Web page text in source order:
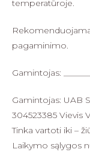
temperatūroje.
pagaminimo.
Gamintojas:
Gamintojas: UAB
304523385 Vievis
Tinka vartoti iki –
Laikymo sąlygos